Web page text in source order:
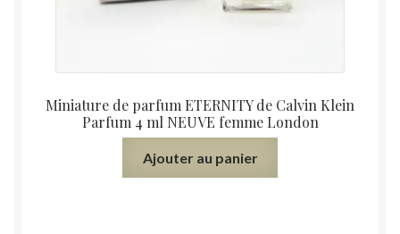
Miniature de parfum ETERNITY de Calvin Klein
Parfum 4 ml NEUVE femme London
Ajouter au panier